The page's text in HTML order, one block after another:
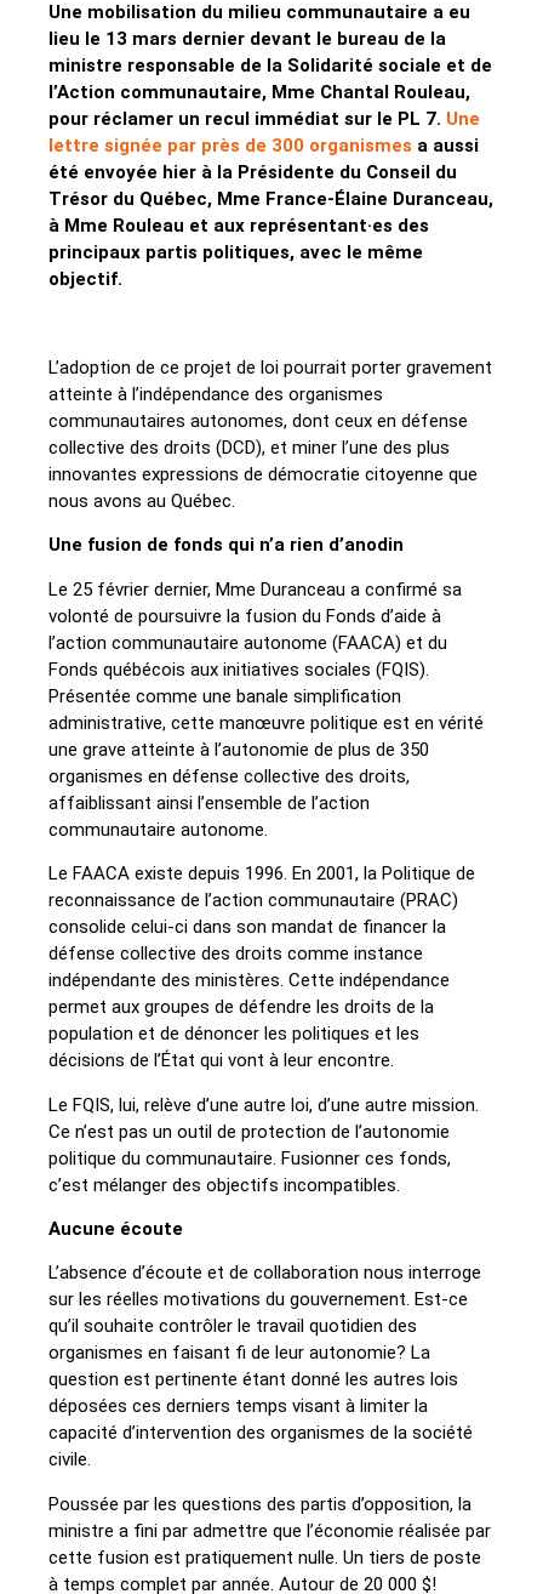
Une mobilisation du milieu communautaire a eu
lieu le 13 mars dernier devant le bureau de la
ministre responsable de la Solidarité sociale et de
l’Action communautaire, Mme Chantal Rouleau,
pour réclamer un recul immédiat sur le PL 7. Une
lettre signée par près de 300 organismes a aussi
été envoyée hier à la Présidente du Conseil du
Trésor du Québec, Mme France-Élaine Duranceau,
à Mme Rouleau et aux représentant·es des
principaux partis politiques, avec le même
objectif.
L’adoption de ce projet de loi pourrait porter gravement
atteinte à l’indépendance des organismes
communautaires autonomes, dont ceux en défense
collective des droits (DCD), et miner l’une des plus
innovantes expressions de démocratie citoyenne que
nous avons au Québec.
Une fusion de fonds qui n’a rien d’anodin
Le 25 février dernier, Mme Duranceau a confirmé sa
volonté de poursuivre la fusion du Fonds d’aide à
l’action communautaire autonome (FAACA) et du
Fonds québécois aux initiatives sociales (FQIS).
Présentée comme une banale simplification
administrative, cette manœuvre politique est en vérité
une grave atteinte à l’autonomie de plus de 350
organismes en défense collective des droits,
affaiblissant ainsi l’ensemble de l’action
communautaire autonome.
Le FAACA existe depuis 1996. En 2001, la Politique de
reconnaissance de l’action communautaire (PRAC)
consolide celui-ci dans son mandat de financer la
défense collective des droits comme instance
indépendante des ministères. Cette indépendance
permet aux groupes de défendre les droits de la
population et de dénoncer les politiques et les
décisions de l’État qui vont à leur encontre.
Le FQIS, lui, relève d’une autre loi, d’une autre mission.
Ce n’est pas un outil de protection de l’autonomie
politique du communautaire. Fusionner ces fonds,
c’est mélanger des objectifs incompatibles.
Aucune écoute
L’absence d’écoute et de collaboration nous interroge
sur les réelles motivations du gouvernement. Est-ce
qu’il souhaite contrôler le travail quotidien des
organismes en faisant fi de leur autonomie? La
question est pertinente étant donné les autres lois
déposées ces derniers temps visant à limiter la
capacité d’intervention des organismes de la société
civile.
Poussée par les questions des partis d’opposition, la
ministre a fini par admettre que l’économie réalisée par
cette fusion est pratiquement nulle. Un tiers de poste
à temps complet par année. Autour de 20 000 $!